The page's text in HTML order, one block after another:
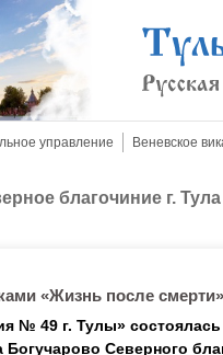
управление Веневское
благочиние г. Тула
«Жизнь после
№ 49 г. Тулы» состоялась
Богучарово Северного